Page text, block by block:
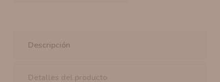
Descripción
Detalles del producto